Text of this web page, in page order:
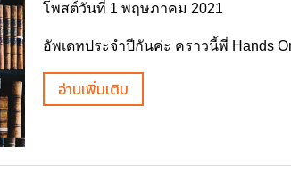
โพสต์วันที่ 1 พฤษภาคม 2021
อัพเดทประจำปีกันค่ะ คราวนี้พี่ Hands
อ่านเพิ่มเติม